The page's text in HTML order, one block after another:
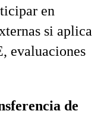
en
si aplica
evaluaciones
de